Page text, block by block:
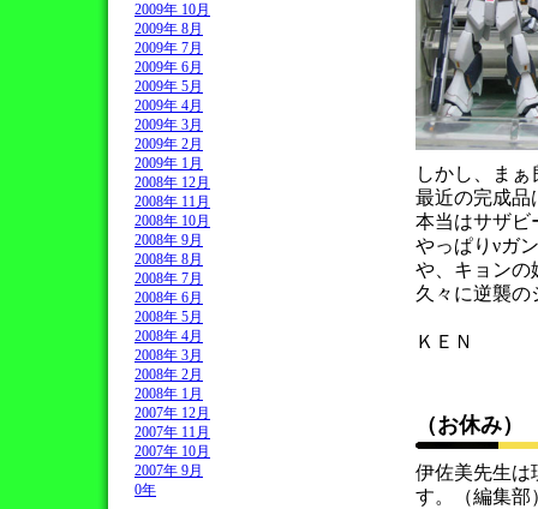
2009年 10月
2009年 8月
2009年 7月
2009年 6月
2009年 5月
2009年 4月
2009年 3月
2009年 2月
2009年 1月
2008年 12月
2008年 11月
2008年 10月
2008年 9月
2008年 8月
2008年 7月
2008年 6月
2008年 5月
2008年 4月
2008年 3月
2008年 2月
2008年 1月
2007年 12月
2007年 11月
2007年 10月
2007年 9月
0年
しかし、ま
最近の完成品
本当はサザビ
やっぱりνガ
や、キョン
久々に逆襲の
ＫＥＮ
（お休み）
伊佐美先生は
す。（編集部